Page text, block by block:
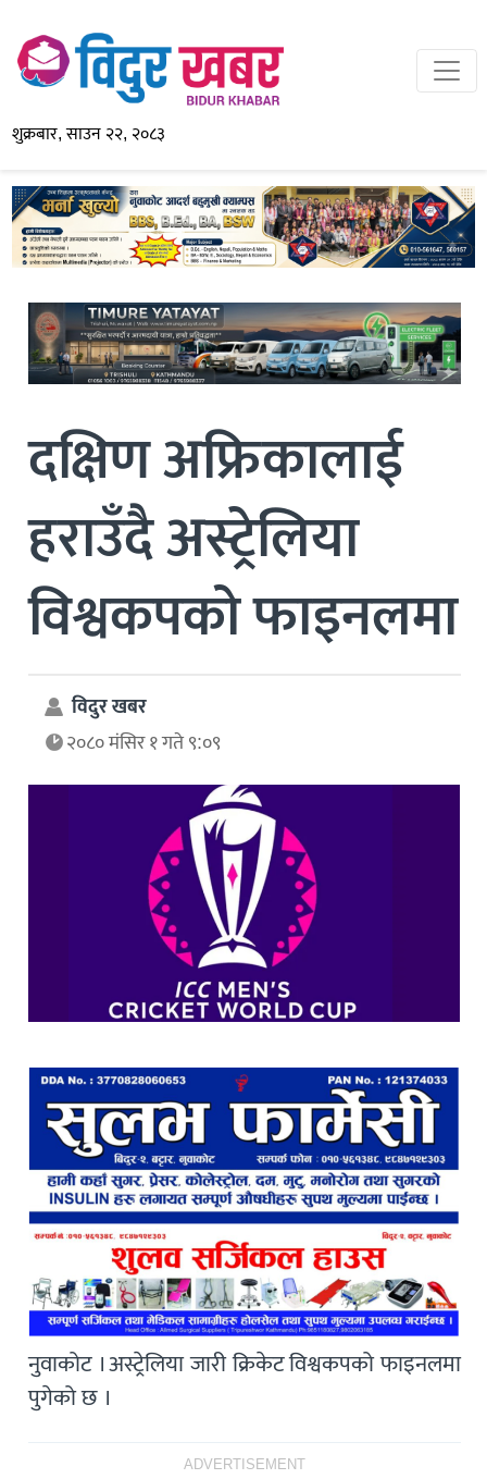
शुक्रबार, साउन २२, २०८३
दक्षिण अफ्रिकालाई
हराउँदै अस्ट्रेलिया
विश्वकपको फाइनलमा
विदुर खबर
२०८० मंसिर १ गते ९:०९
नुवाकोट । अस्ट्रेलिया जारी क्रिकेट विश्वकपको फाइनलमा
पुगेको छ ।
ADVERTISEMENT